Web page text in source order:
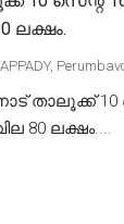
ലക്ഷം.
താലൂക്ക് 10
80 ലക്ഷം....